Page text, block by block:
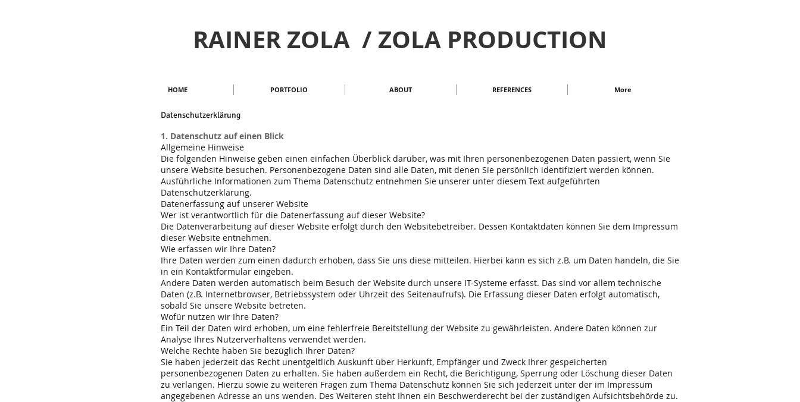
RAINER ZOLA / ZOLA PRODUCTION
HOME PORTFOLIO ABOUT REFERENCES More
Datenschutzerklärung
1. Datenschutz auf einen Blick
Allgemeine Hinweise
Die folgenden Hinweise geben einen einfachen Überblick darüber, was mit Ihren personenbezogenen Daten passiert, wenn Sie
unsere Website besuchen. Personenbezogene Daten sind alle Daten, mit denen Sie persönlich identifiziert werden können.
Ausführliche Informationen zum Thema Datenschutz entnehmen Sie unserer unter diesem Text aufgeführten
Datenschutzerklärung.
Datenerfassung auf unserer Website
Wer ist verantwortlich für die Datenerfassung auf dieser Website?
Die Datenverarbeitung auf dieser Website erfolgt durch den Websitebetreiber. Dessen Kontaktdaten können Sie dem Impressum
dieser Website entnehmen.
Wie erfassen wir Ihre Daten?
Ihre Daten werden zum einen dadurch erhoben, dass Sie uns diese mitteilen. Hierbei kann es sich z.B. um Daten handeln, die Sie
in ein Kontaktformular eingeben.
Andere Daten werden automatisch beim Besuch der Website durch unsere IT-Systeme erfasst. Das sind vor allem technische
Daten (z.B. Internetbrowser, Betriebssystem oder Uhrzeit des Seitenaufrufs). Die Erfassung dieser Daten erfolgt automatisch,
sobald Sie unsere Website betreten.
Wofür nutzen wir Ihre Daten?
Ein Teil der Daten wird erhoben, um eine fehlerfreie Bereitstellung der Website zu gewährleisten. Andere Daten können zur
Analyse Ihres Nutzerverhaltens verwendet werden.
Welche Rechte haben Sie bezüglich Ihrer Daten?
Sie haben jederzeit das Recht unentgeltlich Auskunft über Herkunft, Empfänger und Zweck Ihrer gespeicherten
personenbezogenen Daten zu erhalten. Sie haben außerdem ein Recht, die Berichtigung, Sperrung oder Löschung dieser Daten
zu verlangen. Hierzu sowie zu weiteren Fragen zum Thema Datenschutz können Sie sich jederzeit unter der im Impressum
angegebenen Adresse an uns wenden. Des Weiteren steht Ihnen ein Beschwerderecht bei der zuständigen Aufsichtsbehörde zu.